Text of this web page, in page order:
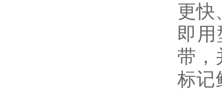
更快
即
带，
标记